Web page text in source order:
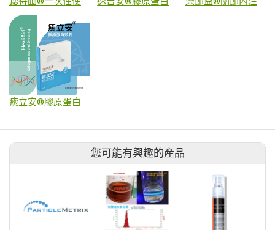
癒立安®膠原蛋白敷料
您可能有興趣的產品